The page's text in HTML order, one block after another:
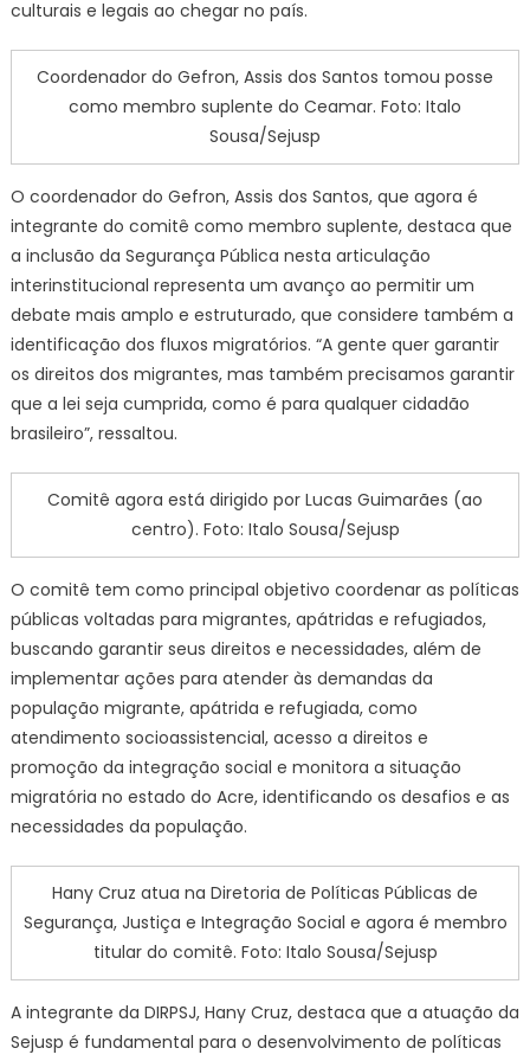
culturais e legais ao chegar no país.
Coordenador do Gefron, Assis dos Santos tomou posse
como membro suplente do Ceamar. Foto: Italo
Sousa/Sejusp
O coordenador do Gefron, Assis dos Santos, que agora é
integrante do comitê como membro suplente, destaca que
a inclusão da Segurança Pública nesta articulação
interinstitucional representa um avanço ao permitir um
debate mais amplo e estruturado, que considere também a
identificação dos fluxos migratórios. “A gente quer garantir
os direitos dos migrantes, mas também precisamos garantir
que a lei seja cumprida, como é para qualquer cidadão
brasileiro”, ressaltou.
Comitê agora está dirigido por Lucas Guimarães (ao
centro). Foto: Italo Sousa/Sejusp
O comitê tem como principal objetivo coordenar as políticas
públicas voltadas para migrantes, apátridas e refugiados,
buscando garantir seus direitos e necessidades, além de
implementar ações para atender às demandas da
população migrante, apátrida e refugiada, como
atendimento socioassistencial, acesso a direitos e
promoção da integração social e monitora a situação
migratória no estado do Acre, identificando os desafios e as
necessidades da população.
Hany Cruz atua na Diretoria de Políticas Públicas de
Segurança, Justiça e Integração Social e agora é membro
titular do comitê. Foto: Italo Sousa/Sejusp
A integrante da DIRPSJ, Hany Cruz, destaca que a atuação da
Sejusp é fundamental para o desenvolvimento de políticas